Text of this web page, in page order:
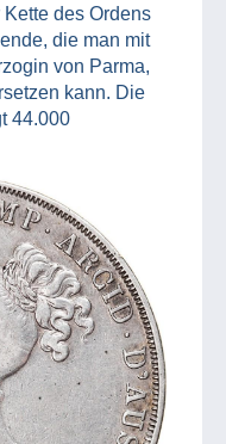
des Ordens
die man mit
von Parma,
kann. Die
44.000